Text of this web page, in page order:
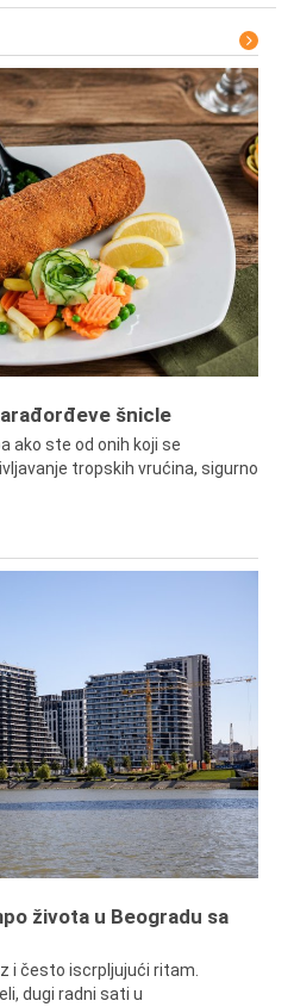
šnicle
ako ste od onih koji se
tropskih vrućina, sigurno
života u Beogradu sa
i često iscrpljujući ritam.
dugi radni sati u